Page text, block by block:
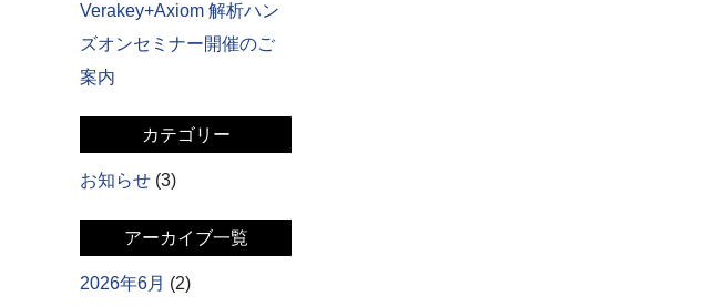
Verakey+Axiom 解析ハン
ズオンセミナー開催のご
案内
カテゴリー
お知らせ (3)
アーカイブ一覧
2026年6月 (2)